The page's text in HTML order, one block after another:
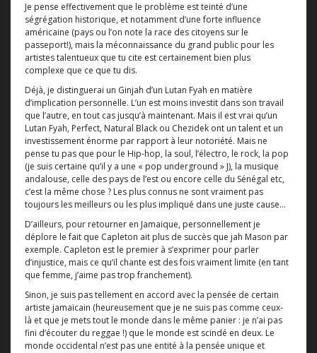
Je pense effectivement que le problème est teinté d’une
ségrégation historique, et notamment d’une forte influence
américaine (pays ou l’on note la race des citoyens sur le
passeport!), mais la méconnaissance du grand public pour les
artistes talentueux que tu cite est certainement bien plus
complexe que ce que tu dis.
Déjà, je distinguerai un Ginjah d’un Lutan Fyah en matière
d’implication personnelle. L’un est moins investit dans son travail
que l’autre, en tout cas jusqu’à maintenant. Mais il est vrai qu’un
Lutan Fyah, Perfect, Natural Black ou Chezidek ont un talent et un
investissement énorme par rapport à leur notoriété. Mais ne
pense tu pas que pour le Hip-hop, la soul, l’électro, le rock, la pop
(je suis certaine qu’il y a une « pop underground » J), la musique
andalouse, celle des pays de l’est ou encore celle du Sénégal etc,
c’est la même chose ? Les plus connus ne sont vraiment pas
toujours les meilleurs ou les plus impliqué dans une juste cause…
D’ailleurs, pour retourner en Jamaique, personnellement je
déplore le fait que Capleton ait plus de succès que jah Mason par
exemple. Capleton est le premier à s’exprimer pour parler
d’injustice, mais ce qu’il chante est des fois vraiment limite (en tant
que femme, j’aime pas trop franchement).
Sinon, je suis pas tellement en accord avec la pensée de certain
artiste jamaïcain (heureusement que je ne suis pas comme ceux-
là et que je mets tout le monde dans le même panier : je n’ai pas
fini d’écouter du reggae !) que le monde est scindé en deux. Le
monde occidental n’est pas une entité à la pensée unique et